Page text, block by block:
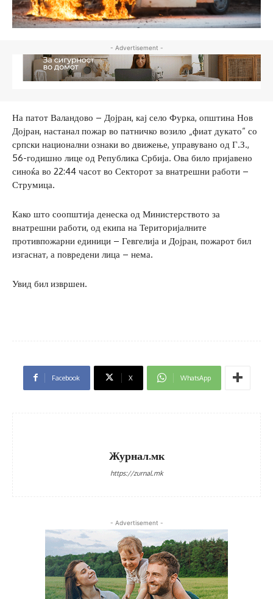
- Advertisement -
На патот Валандово – Дојран, кај село Фурка, општина Нов
Дојран, настанал пожар во патничко возило „фиат дукато“ со
српски национални ознаки во движење, управувано од Г.З.,
56-годишно лице од Република Србија. Ова било пријавено
синоќа во 22:44 часот во Секторот за внатрешни работи –
Струмица.
Како што соопштија денеска од Министерството за
внатрешни работи, од екипа на Територијалните
противпожарни единици – Гевгелија и Дојран, пожарот бил
изгаснат, а повредени лица – нема.
Увид бил извршен.
Facebook X WhatsApp
Журнал.мк
https://zurnal.mk
- Advertisement -